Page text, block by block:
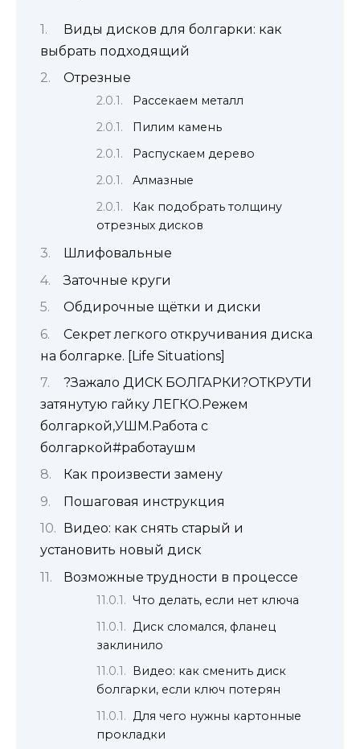
Виды дисков для болгарки: как
выбрать подходящий
Отрезные
Рассекаем металл
Пилим камень
Распускаем дерево
Алмазные
Как подобрать толщину
отрезных дисков
Шлифовальные
Заточные круги
Обдирочные щётки и диски
Секрет легкого откручивания диска
на болгарке. [Life Situations]
?Зажало ДИСК БОЛГАРКИ?ОТКРУТИ
затянутую гайку ЛЕГКО.Режем
болгаркой,УШМ.Работа с
болгаркой#работаушм
Как произвести замену
Пошаговая инструкция
Видео: как снять старый и
установить новый диск
Возможные трудности в процессе
Что делать, если нет ключа
Диск сломался, фланец
заклинило
Видео: как сменить диск
болгарки, если ключ потерян
Для чего нужны картонные
прокладки